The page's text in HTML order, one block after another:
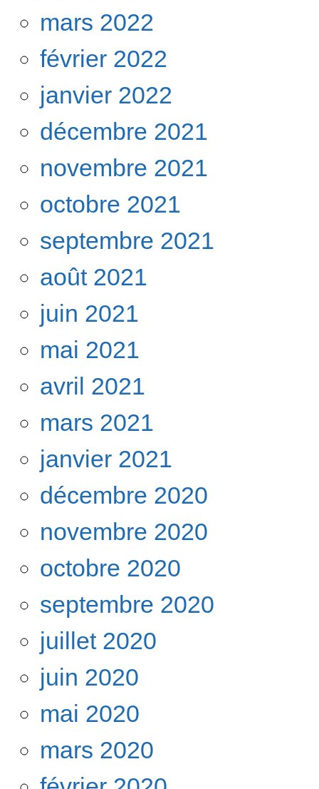
mars 2022
février 2022
janvier 2022
décembre 2021
novembre 2021
octobre 2021
septembre 2021
août 2021
juin 2021
mai 2021
avril 2021
mars 2021
janvier 2021
décembre 2020
novembre 2020
octobre 2020
septembre 2020
juillet 2020
juin 2020
mai 2020
mars 2020